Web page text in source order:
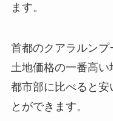
ます。
首都のクアラルン
土地価格の一番高
都市部に比べると安
とができます。